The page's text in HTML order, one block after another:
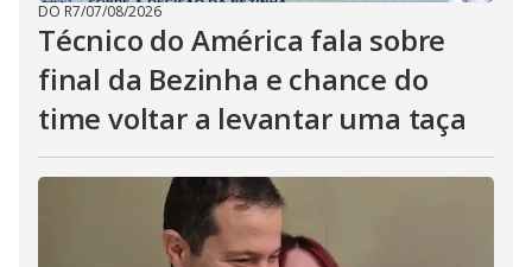
DO R7/07/08/2026
Técnico do América fala sobre
final da Bezinha e chance do
time voltar a levantar uma taça